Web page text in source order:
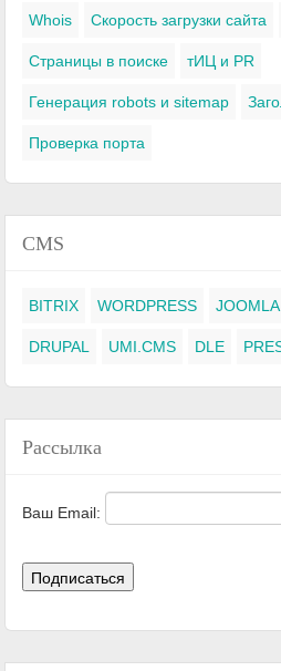
Whois Скорость загрузки сайта
Страницы в поиске тИЦ и PR
Генерация robots и sitemap
Проверка порта
CMS
BITRIX WORDPRESS JOOMLA
DRUPAL UMI.CMS DLE
Рассылка
Ваш Email: